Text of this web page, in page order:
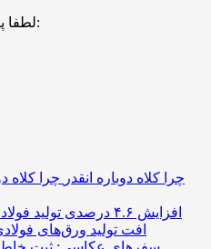
لطفا پاسخ را به عدد انگلیسی وارد کنید:
چرا کلاه دوباره انقدر
افت تولید ورق‌های